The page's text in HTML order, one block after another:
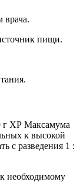
врача.
пищи.
г ХР Максамума
к высокой
с разведения 1 :
необходимому